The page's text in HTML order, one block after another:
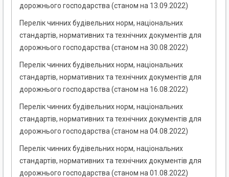
дорожнього господарства (станом на 13.09.2022)
Перелік чинних будівельних норм, національних
стандартів, нормативних та технічних документів для
дорожнього господарства (станом на 30.08.2022)
Перелік чинних будівельних норм, національних
стандартів, нормативних та технічних документів для
дорожнього господарства (станом на 16.08.2022)
Перелік чинних будівельних норм, національних
стандартів, нормативних та технічних документів для
дорожнього господарства (станом на 04.08.2022)
Перелік чинних будівельних норм, національних
стандартів, нормативних та технічних документів для
дорожнього господарства (станом на 01.08.2022)